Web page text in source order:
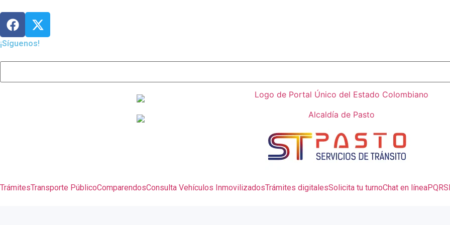
¡Síguenos!
TrámitesTransporte PúblicoComparendosConsulta Vehículos InmovilizadosTrámites digitalesSolicita tu turnoChat en línea